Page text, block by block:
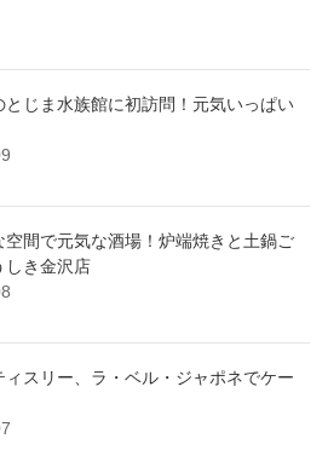
とじま水族館に初訪問！元気いっぱい
空間で元気な酒場！炉端焼きと土鍋ご
しき金沢店
ィスリー、ラ・ベル・ジャポネでケー